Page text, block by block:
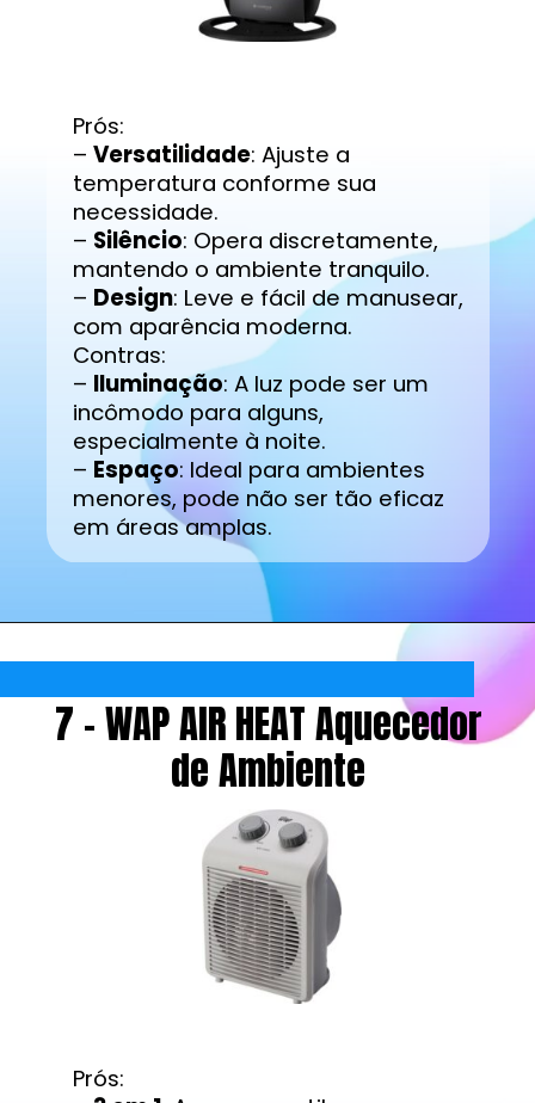
Prós:
– Versatilidade: Ajuste a
temperatura conforme sua
necessidade.
– Silêncio: Opera discretamente,
mantendo o ambiente tranquilo.
– Design: Leve e fácil de manusear,
com aparência moderna.
Contras:
– Iluminação: A luz pode ser um
incômodo para alguns,
especialmente à noite.
– Espaço: Ideal para ambientes
menores, pode não ser tão eficaz
em áreas amplas.
7 - WAP AIR HEAT Aquecedor
de Ambiente
Prós: